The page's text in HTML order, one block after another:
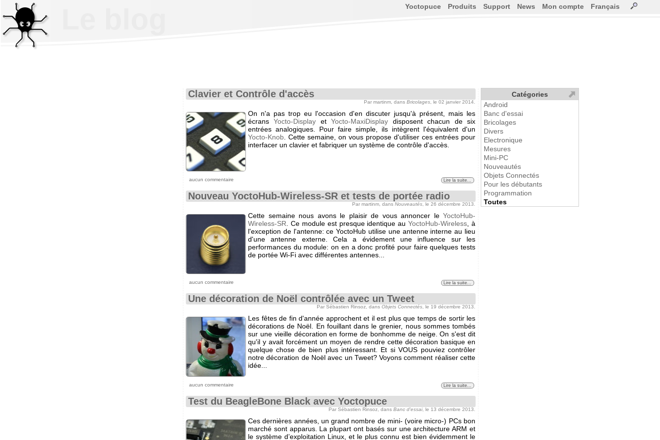
Clavier et Contrôle d'accès
Par martinm, dans Bricolages , le 02 janvier 2014.
On n'a pas trop eu l'occasion d'en discuter jusqu'à présent, mais les
écransYocto-Display etYocto-MaxiDisplay disposent chacun de six
entrées analogiques. Pour faire simple, ils intègrent l'équivalent d'un
Yocto-Knob . Cette semaine, on vous propose d'utiliser ces entrées pour
interfacer un clavier et fabriquer un système de contrôle d'accès.
aucun commentaire Lire la suite...
Nouveau YoctoHub-Wireless-SR et tests de portée radio
Par martinm, dans Nouveautés , le 26 décembre 2013.
Cette semaine nous avons le plaisir de vous annoncer le YoctoHub-
Wireless-SR . Ce module est presque identique auYoctoHub-Wireless , à
l'exception de l'antenne: ce YoctoHub utilise une antenne interne au lieu
d'une antenne externe. Cela a évidement une influence sur les
performances du module: on en a donc profité pour faire quelques tests
de portée Wi-Fi avec différentes antennes...
aucun commentaire Lire la suite...
Une décoration de Noël contrôlée avec un Tweet
Par Sébastien Rinsoz, dans Objets Connectés , le 19 décembre 2013.
Les fêtes de fin d'année approchent et il est plus que temps de sortir les
décorations de Noël. En fouillant dans le grenier, nous sommes tombés
sur une vieille décoration en forme de bonhomme de neige. On s'est dit
qu'il y avait forcément un moyen de rendre cette décoration basique en
quelque chose de bien plus intéressant. Et si VOUS pouviez contrôler
notre décoration de Noël avec un Tweet? Voyons comment réaliser cette
idée...
aucun commentaire Lire la suite...
Test du BeagleBone Black avec Yoctopuce
Par Sébastien Rinsoz, dans Banc d'essai, le 13 décembre 2013.
Ces dernières années, un grand nombre de mini- (voire micro-) PCs bon
marché sont apparus. La plupart ont basés sur une architecture ARM et
le système d’exploitation Linux, et le plus connu est bien évidemment le
Yoctopuce Produits Support News Mon compte Français
Catégories
Android
Banc d'essai
Bricolages
Divers
Electronique
Mesures
Mini-PC
Nouveautés
Objets Connectés
Pour les débutants
Programmation
Toutes